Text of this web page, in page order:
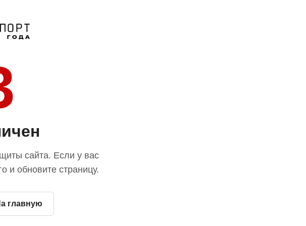
сайта. Если у вас
и обновите страницу.
главную